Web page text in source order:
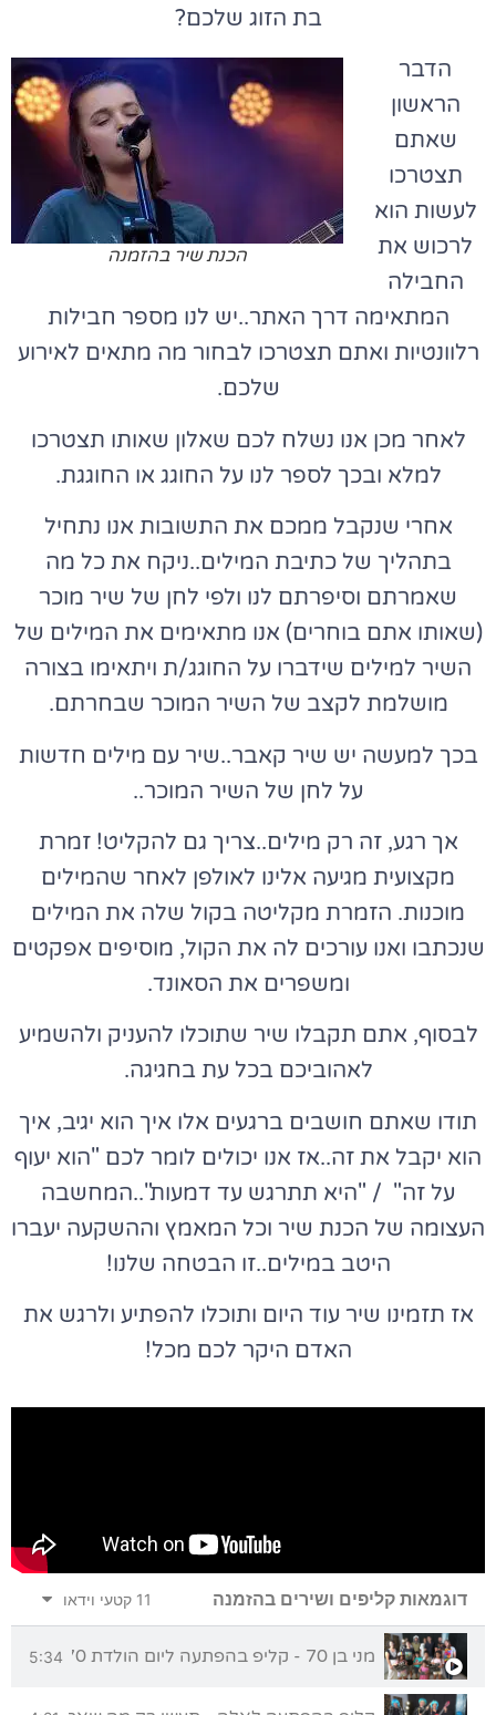
בת הזוג שלכם?
הכנת שיר בהזמנה
הדבר
הראשון
שאתם
תצטרכו
לעשות הוא
לרכוש את
החבילה
המתאימה דרך האתר..יש לנו מספר חבילות
רלוונטיות ואתם תצטרכו לבחור מה מתאים לאירוע
שלכם.
לאחר מכן אנו נשלח לכם שאלון שאותו תצטרכו
למלא ובכך לספר לנו על החוגג או החוגגת.
אחרי שנקבל ממכם את התשובות אנו נתחיל
בתהליך של כתיבת המילים..ניקח את כל מה
שאמרתם וסיפרתם לנו ולפי לחן של שיר מוכר
(שאותו אתם בוחרים) אנו מתאימים את המילים של
השיר למילים שידברו על החוגג/ת ויתאימו בצורה
מושלמת לקצב של השיר המוכר שבחרתם.
בכך למעשה יש שיר קאבר..שיר עם מילים חדשות
על לחן של השיר המוכר..
אך רגע, זה רק מילים..צריך גם להקליט! זמרת
מקצועית מגיעה אלינו לאולפן לאחר שהמילים
מוכנות. הזמרת מקליטה בקול שלה את המילים
שנכתבו ואנו עורכים לה את הקול, מוסיפים אפקטים
ומשפרים את הסאונד.
לבסוף, אתם תקבלו שיר שתוכלו להעניק ולהשמיע
לאהוביכם בכל עת בחגיגה.
תודו שאתם חושבים ברגעים אלו איך הוא יגיב, איך
הוא יקבל את זה..אז אנו יכולים לומר לכם "הוא יעוף
על זה" / "היא תתרגש עד דמעות"..המחשבה
העצומה של הכנת שיר וכל המאמץ וההשקעה יעברו
היטב במילים..זו הבטחה שלנו!
אז תזמינו שיר עוד היום ותוכלו להפתיע ולרגש את
האדם היקר לכם מכל!
דוגמאות קליפים ושירים בהזמנה 11 קטעי וידאו
מני בן 70 - קליפ בהפתעה ליום הולדת 70 מכל המשפחה 5:34